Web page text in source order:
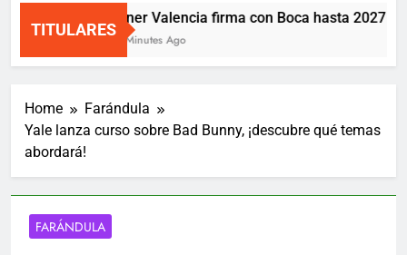
TITULARES
Enner Valencia firma con Boca hasta 2027
12 Minutes Ago
Home
Farándula
Yale lanza curso sobre Bad Bunny, ¡descubre qué temas
abordará!
FARÁNDULA